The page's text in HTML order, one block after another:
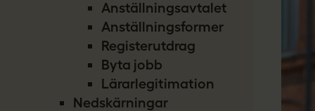
Anställningsavtalet
Anställningsformer
Registerutdrag
Byta jobb
Lärarlegitimation
Nedskärningar